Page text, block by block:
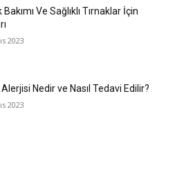
Bakımı Ve Sağlıklı Tırnaklar İçin
2023
Nedir ve Nasıl Tedavi Edilir?
2023